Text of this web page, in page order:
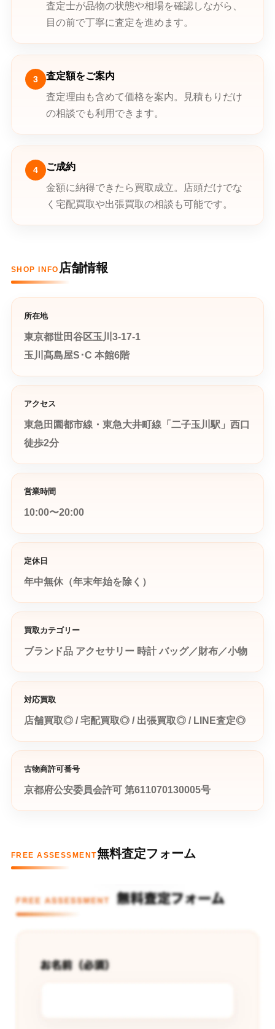
査定士が品物の状態や相場を確認しながら、
目の前で丁寧に査定を進めます。
3
査定額をご案内
査定理由も含めて価格を案内。見積もりだけ
の相談でも利用できます。
4
ご成約
金額に納得できたら買取成立。店頭だけでな
く宅配買取や出張買取の相談も可能です。
SHOP INFO 店舗情報
所在地
東京都世田谷区玉川3-17-1
玉川髙島屋S･C 本館6階
アクセス
東急田園都市線・東急大井町線「二子玉川駅」西口
徒歩2分
営業時間
10:00〜20:00
定休日
年中無休（年末年始を除く）
買取カテゴリー
ブランド品 アクセサリー 時計 バッグ／財布／小物
対応買取
店舗買取◎ / 宅配買取◎ / 出張買取◎ / LINE査定◎
古物商許可番号
京都府公安委員会許可 第611070130005号
FREE ASSESSMENT無料査定フォーム